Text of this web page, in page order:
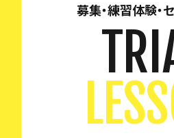
募集・練習体験・